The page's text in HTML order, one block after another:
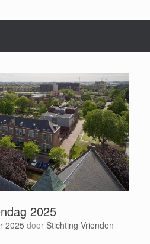
2025
2025 door Stichting Vrienden